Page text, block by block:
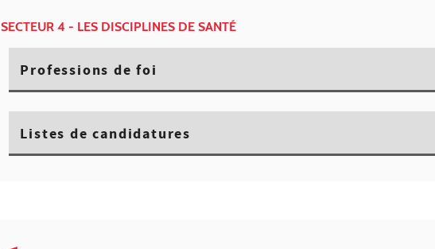
SECTEUR 4 - LES DISCIPLINES DE SANTÉ
Professions de foi
Listes de candidatures